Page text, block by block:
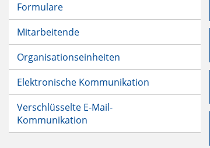
Formulare
Mitarbeitende
Organisationseinheiten
Elektronische Kommunikation
Verschlüsselte E-Mail-
Kommunikation